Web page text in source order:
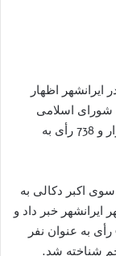
اظهار
شورای اسلامی
شهر ایرانشهر، رسول‌بخش بامری با کسب 7 هزار و 738 رأی به
از کسب 6 هزار و 402 رأی از سوی اکبر دکالی به
خبر داد و
افزود: فرامرز درخوش نیز با کسب 5 هزار و 977 رأی به عنوان نفر
شناخته شد.